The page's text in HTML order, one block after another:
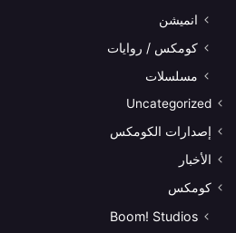
انميشن
كومكس / روايات
مسلسلات
Uncategorized
إصدارات الكومكس
الأخبار
كومكس
Boom! Studios